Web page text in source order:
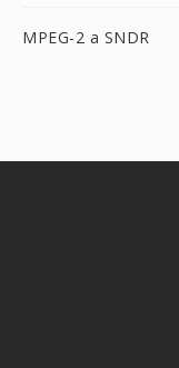
MPEG-2 a SNDR